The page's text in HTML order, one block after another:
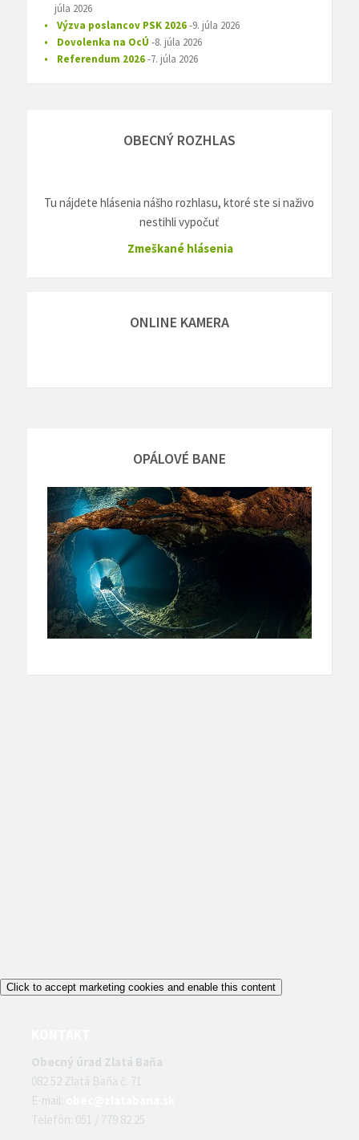
júla 2026
Výzva poslancov PSK 2026 9. júla 2026
Dovolenka na OcÚ 8. júla 2026
Referendum 2026 7. júla 2026
OBECNÝ ROZHLAS
Tu nájdete hlásenia nášho rozhlasu, ktoré ste si naživo
nestihli vypočuť
Zmeškané hlásenia
ONLINE KAMERA
OPÁLOVÉ BANE
Click to accept marketing cookies and enable this content
Obecný úrad Zlatá Baňa
082 52 Zlatá Baňa č. 71
E-mail:
Telefón: 051 / 779 82 25